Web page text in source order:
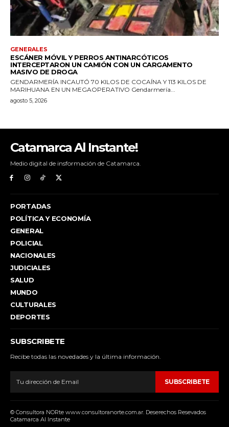
Catamarca Al Instante!
Medio digital de insformación de Catamarca.
PORTADAS
POLÍTICA Y ECONOMÍA
GENERAL
POLICIAL
NACIONALES
JUDICIALES
SALUD
MUNDO
CULTURALES
DEPORTES
SUBSCRIBETE
Recibe todas las novedades y la última información.
SUBSCRIBETE
© Consultora NORte www.consultoranorte.com.ar. Deserechos Resevados
Catamarca Al Instante